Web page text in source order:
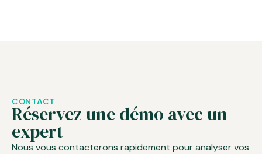
CONTACT
Réservez une démo avec un
expert
Nous vous contacterons rapidement pour analyser vos